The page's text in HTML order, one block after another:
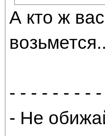
А кто ж
- - - - - - - -
- Не